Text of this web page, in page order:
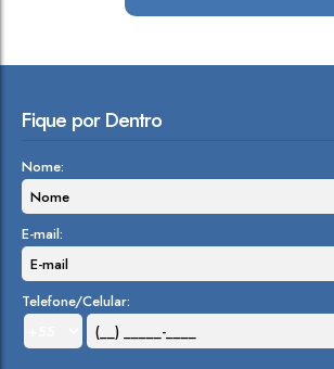
Fique por Dentro
Nome:
E-mail:
Telefone/Celular: